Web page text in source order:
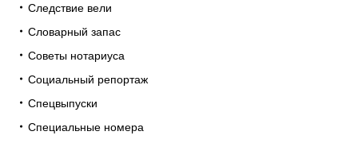
Следствие вели
Словарный запас
Советы нотариуса
Социальный репортаж
Спецвыпуски
Специальные номера